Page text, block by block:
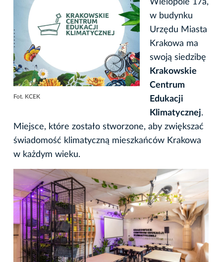
Fot. KCEK
w budynku
Urzędu Miasta
Krakowa ma
swoją siedzibę
Krakowskie
Centrum
Edukacji
Klimatycznej.
Miejsce, które zostało stworzone, aby zwiększać
świadomość klimatyczną mieszkańców Krakowa
w każdym wieku.